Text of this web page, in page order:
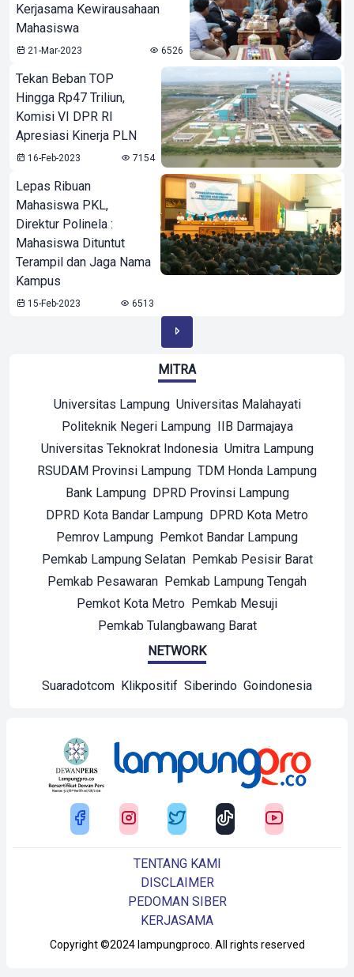
Kerjasama Kewirausahaan
Mahasiswa
21-Mar-2023 6526
Tekan Beban TOP
Hingga Rp47 Triliun,
Komisi VI DPR RI
Apresiasi Kinerja PLN
16-Feb-2023 7154
Lepas Ribuan
Mahasiswa PKL,
Direktur Polinela :
Mahasiswa Dituntut
Terampil dan Jaga Nama
Kampus
15-Feb-2023 6513
MITRA
Universitas Lampung Universitas Malahayati
Politeknik Negeri Lampung IIB Darmajaya
Universitas Teknokrat Indonesia Umitra Lampung
RSUDAM Provinsi Lampung TDM Honda Lampung
Bank Lampung DPRD Provinsi Lampung
DPRD Kota Bandar Lampung DPRD Kota Metro
Pemrov Lampung Pemkot Bandar Lampung
Pemkab Lampung Selatan Pemkab Pesisir Barat
Pemkab Pesawaran Pemkab Lampung Tengah
Pemkot Kota Metro Pemkab Mesuji
Pemkab Tulangbawang Barat
NETWORK
Suaradotcom Klikpositif Siberindo Goindonesia
Copyright ©2024 lampungproco. All rights reserved
TENTANG KAMI
DISCLAIMER
PEDOMAN SIBER
KERJASAMA